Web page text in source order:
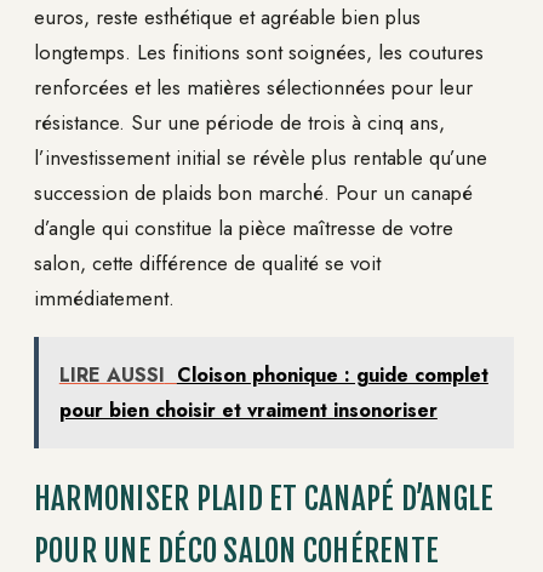
euros, reste esthétique et agréable bien plus
longtemps. Les finitions sont soignées, les coutures
renforcées et les matières sélectionnées pour leur
résistance. Sur une période de trois à cinq ans,
l’investissement initial se révèle plus rentable qu’une
succession de plaids bon marché. Pour un canapé
d’angle qui constitue la pièce maîtresse de votre
salon, cette différence de qualité se voit
immédiatement.
LIRE AUSSI Cloison phonique : guide complet
pour bien choisir et vraiment insonoriser
HARMONISER PLAID ET CANAPÉ D’ANGLE
POUR UNE DÉCO SALON COHÉRENTE